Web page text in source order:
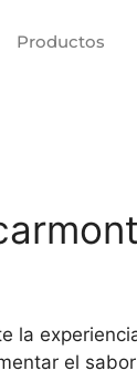
Productos
la
el